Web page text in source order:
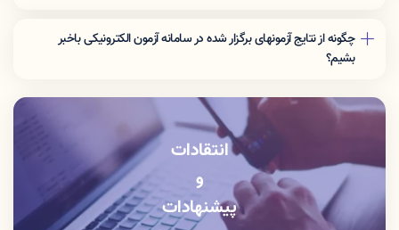
بنویسید و «ورود به آزمون» را بزنید.
چگونه از نتایج آزمونهای برگزار شده در سامانه آزمون الکترونیکی باخبر
بشیم؟
عبور» خود را وارد کرده و سپس کد امنیتی نمایش داده شده را بنویسید و «ورود به
پنل کاربری» را بزنید.
انتقادات
و
پیشنهادات